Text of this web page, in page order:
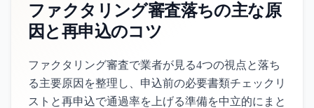
ファクタリング審査落ちの主な原
因と再申込のコツ
ファクタリング審査で業者が見る4つの視点と落ち
る主要原因を整理し、申込前の必要書類チェックリ
ストと再申込で通過率を上げる準備を中立的にまと